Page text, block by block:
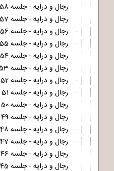
رجال و درایه - جلسه 58 (بررسی متن و سند زیارت عاشورای مشهور - قسمت اول)
رجال و درایه - جلسه 57
رجال و درایه - جلسه 56
رجال و درایه - جلسه 55
رجال و درایه - جلسه 54
رجال و درایه - جلسه 53
رجال و درایه - جلسه 52
رجال و درایه - جلسه 51
رجال و درایه - جلسه 50
رجال و درایه - جلسه 49
رجال و درایه - جلسه 48
رجال و درایه - جلسه 47
رجال و درایه - جلسه 46
رجال و درایه - جلسه 45